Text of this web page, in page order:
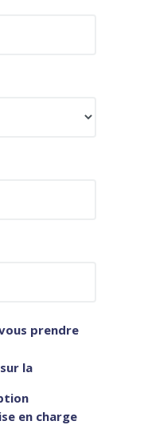
prendre
la
en charge